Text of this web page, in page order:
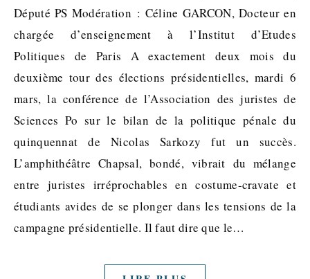
Député PS Modération : Céline GARCON, Docteur en
chargée d’enseignement à l’Institut d’Etudes
Politiques de Paris A exactement deux mois du
deuxième tour des élections présidentielles, mardi 6
mars, la conférence de l’Association des juristes de
Sciences Po sur le bilan de la politique pénale du
quinquennat de Nicolas Sarkozy fut un succès.
L’amphithéâtre Chapsal, bondé, vibrait du mélange
entre juristes irréprochables en costume-cravate et
étudiants avides de se plonger dans les tensions de la
campagne présidentielle. Il faut dire que le…